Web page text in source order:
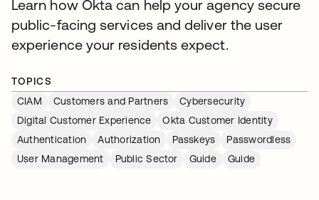
Learn how Okta can help your agency secure
public-facing services and deliver the user
experience your residents expect.
TOPICS
CIAM
Customers and Partners
Cybersecurity
Digital Customer Experience
Okta Customer Identity
Authentication
Authorization Passkeys
Passwordless
User Management
Public Sector Guide Guide